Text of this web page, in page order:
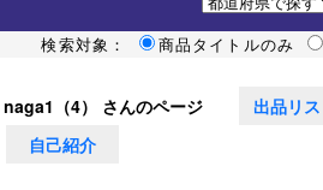
検索対象： 商品タイトルのみ
naga1（4） さんのページ 出品リス
自己紹介